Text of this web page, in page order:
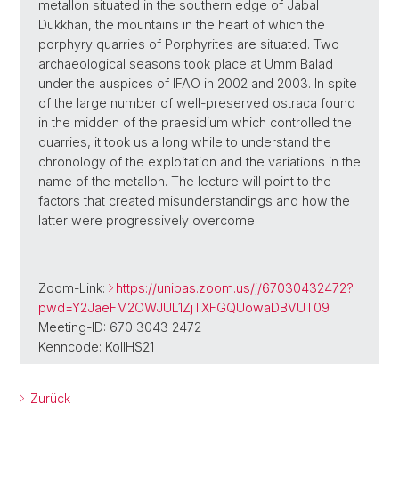
metallon situated in the southern edge of Jabal
Dukkhan, the mountains in the heart of which the
porphyry quarries of Porphyrites are situated. Two
archaeological seasons took place at Umm Balad
under the auspices of IFAO in 2002 and 2003. In spite
of the large number of well-preserved ostraca found
in the midden of the praesidium which controlled the
quarries, it took us a long while to understand the
chronology of the exploitation and the variations in the
name of the metallon. The lecture will point to the
factors that created misunderstandings and how the
latter were progressively overcome.
Zoom-Link:
https://unibas.zoom.us/j/67030432472?
pwd=Y2JaeFM2OWJUL1ZjTXFGQUowaDBVUT09
Meeting-ID: 670 3043 2472
Kenncode: KollHS21
Zurück